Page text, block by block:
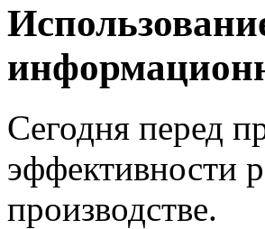
Сегодня перед
эффективности
производстве.